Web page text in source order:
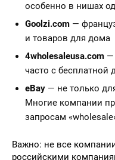
особенно в нишах
Goolzi.com —
и товаров для дома
4wholesaleusa.com —
часто с бесплатной
eBay — не только
Многие компании
запросам
Важно: не все
российскими